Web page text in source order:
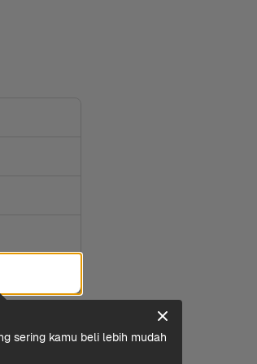
sering kamu beli lebih mudah